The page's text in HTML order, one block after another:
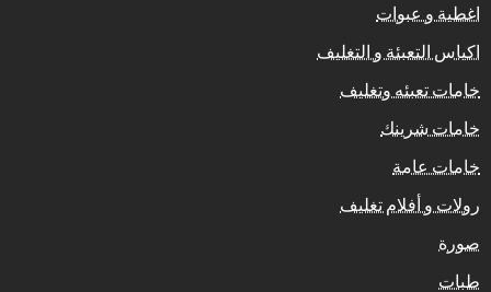
اغطية و عبوات
اكياس التعبئة و التغليف
خامات تعبئه وتغليف
خامات شرينك
خامات عامة
رولات و أفلام تغليف
صورة
طبات